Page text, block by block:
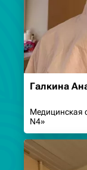
Галкина
Медицинская
N4»